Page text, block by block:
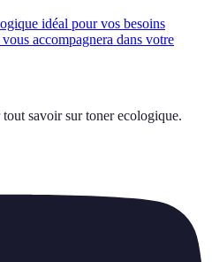
idéal pour vos besoins
accompagnera dans votre
savoir sur toner ecologique.